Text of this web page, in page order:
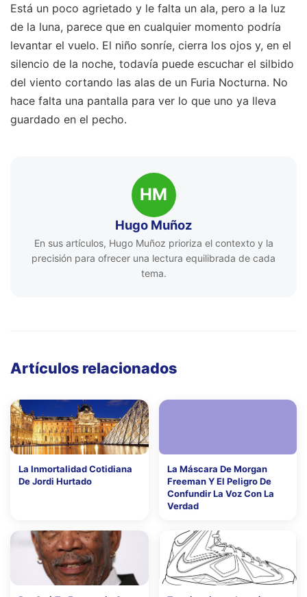
Está un poco agrietado y le falta un ala, pero a la luz
de la luna, parece que en cualquier momento podría
levantar el vuelo. El niño sonríe, cierra los ojos y, en el
silencio de la noche, todavía puede escuchar el silbido
del viento cortando las alas de un Furia Nocturna. No
hace falta una pantalla para ver lo que uno ya lleva
guardado en el pecho.
HM
Hugo Muñoz
En sus artículos, Hugo Muñoz prioriza el contexto y la
precisión para ofrecer una lectura equilibrada de cada
tema.
Artículos relacionados
La Inmortalidad Cotidiana
De Jordi Hurtado
La Máscara De Morgan
Freeman Y El Peligro De
Confundir La Voz Con La
Verdad